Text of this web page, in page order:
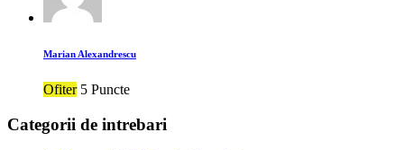
Marian Alexandrescu
Ofiter 5 Puncte
Categorii de intrebari